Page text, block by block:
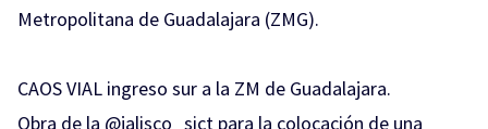
Metropolitana de Guadalajara (ZMG).
CAOS VIAL ingreso sur a la ZM de Guadalajara.
Obra de la @jalisco_sict para la colocación de una